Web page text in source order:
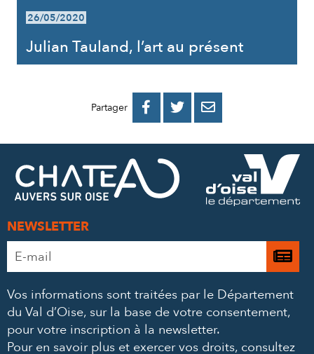
26/05/2020
Julian Tauland, l’art au présent
Partager 
PARTAGER
FACEBOOK
PARTAGER
PARTAGER
MAIL
NEWSLETTER
Adresse
e-
*
Je
à
Vos informations sont traitées par le Département
du Val d’Oise, sur la base de votre consentement,
pour votre inscription à la newsletter.
Pour en savoir plus et exercer vos droits, consultez